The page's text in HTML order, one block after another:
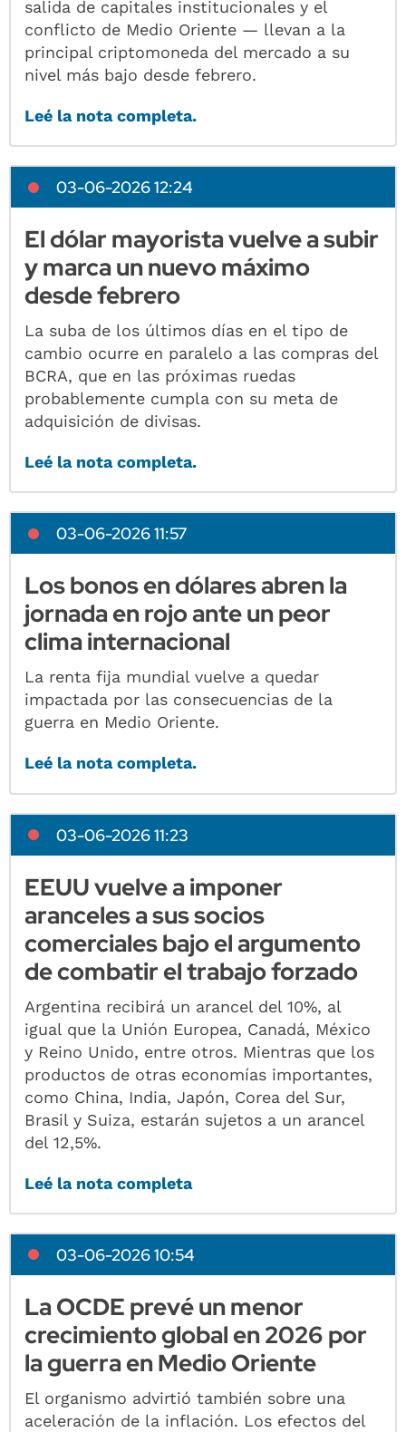
salida de capitales institucionales y el
conflicto de Medio Oriente — llevan a la
principal criptomoneda del mercado a su
nivel más bajo desde febrero.
Leé la nota completa.
03-06-2026 12:24
El dólar mayorista vuelve a subir
y marca un nuevo máximo
desde febrero
La suba de los últimos días en el tipo de
cambio ocurre en paralelo a las compras del
BCRA, que en las próximas ruedas
probablemente cumpla con su meta de
adquisición de divisas.
Leé la nota completa.
03-06-2026 11:57
Los bonos en dólares abren la
jornada en rojo ante un peor
clima internacional
La renta fija mundial vuelve a quedar
impactada por las consecuencias de la
guerra en Medio Oriente.
Leé la nota completa.
03-06-2026 11:23
EEUU vuelve a imponer
aranceles a sus socios
comerciales bajo el argumento
de combatir el trabajo forzado
Argentina recibirá un arancel del 10%, al
igual que la Unión Europea, Canadá, México
y Reino Unido, entre otros. Mientras que los
productos de otras economías importantes,
como China, India, Japón, Corea del Sur,
Brasil y Suiza, estarán sujetos a un arancel
del 12,5%.
Leé la nota completa
03-06-2026 10:54
La OCDE prevé un menor
crecimiento global en 2026 por
la guerra en Medio Oriente
El organismo advirtió también sobre una
aceleración de la inflación. Los efectos del